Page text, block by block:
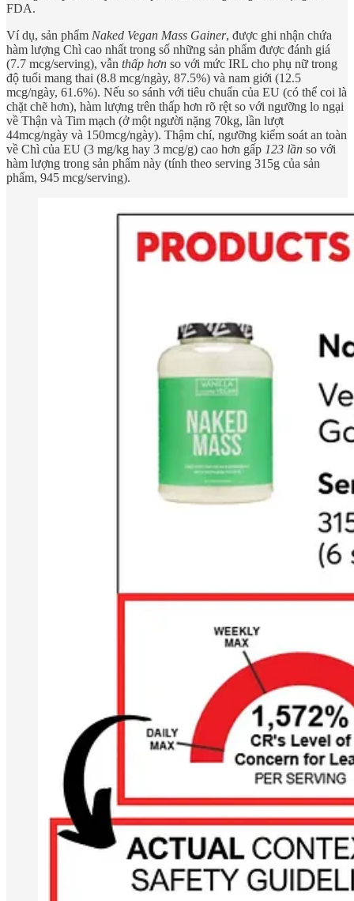
FDA.
Ví dụ, sản phẩm Naked Vegan Mass Gainer, được ghi nhận chứa
hàm lượng Chì cao nhất trong số những sản phẩm được đánh giá
(7.7 mcg/serving), vẫn thấp hơn so với mức IRL cho phụ nữ trong
độ tuổi mang thai (8.8 mcg/ngày, 87.5%) và nam giới (12.5
mcg/ngày, 61.6%). Nếu so sánh với tiêu chuẩn của EU (có thể coi là
chặt chẽ hơn), hàm lượng trên thấp hơn rõ rệt so với ngưỡng lo ngại
về Thận và Tim mạch (ở một người nặng 70kg, lần lượt
44mcg/ngày và 150mcg/ngày). Thậm chí, ngưỡng kiểm soát an toàn
về Chì của EU (3 mg/kg hay 3 mcg/g) cao hơn gấp 123 lần so với
hàm lượng trong sản phẩm này (tính theo serving 315g của sản
phẩm, 945 mcg/serving).